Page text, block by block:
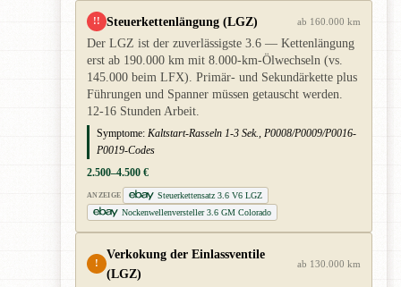
!! Steuerkettenlängung (LGZ) ab 160.000 km
Der LGZ ist der zuverlässigste 3.6 — Kettenlängung
erst ab 190.000 km mit 8.000-km-Ölwechseln (vs.
145.000 beim LFX). Primär- und Sekundärkette plus
Führungen und Spanner müssen getauscht werden.
12-16 Stunden Arbeit.
Symptome: Kaltstart-Rasseln 1-3 Sek., P0008/P0009/P0016-
P0019-Codes
2.500–4.500 €
ANZEIGE
Steuerkettensatz 3.6 V6 LGZ
Nockenwellenversteller 3.6 GM Colorado
!
Verkokung der Einlassventile
(LGZ)
ab 130.000 km